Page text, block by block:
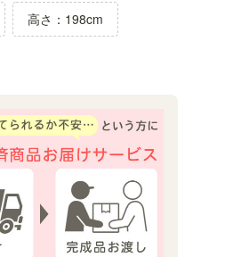
高さ：198cm